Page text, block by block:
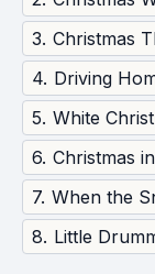
3. Christmas
4. Driving
5. White
6. Christmas
7. When the
8. Little